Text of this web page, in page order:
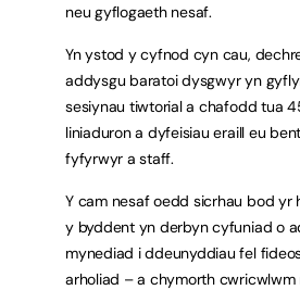
neu gyflogaeth nesaf.
Yn ystod y cyfnod cyn cau,
addysgu baratoi dysgwyr yn
sesiynau tiwtorial a chafodd tua
liniaduron a dyfeisiau eraill eu
fyfyrwyr a staff.
Y cam nesaf oedd sicrhau bod
y byddent yn derbyn cyfuniad o
mynediad i ddeunyddiau fel
arholiad – a chymorth cwricwlwm